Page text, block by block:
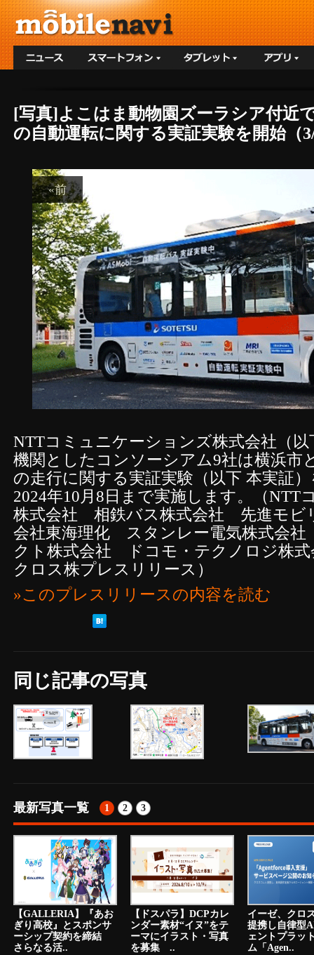
[写真]よこはま動物園ズーラシア付近
の自動運転に関する実証実験を開始（
«前
NTTコミュニケーションズ株式会社（以
機関としたコンソーシアム9社は横浜市
の走行に関する実証実験（以下 本実証
2024年10月8日まで実施します。（NTT
株式会社 相鉄バス株式会社 先進モビ
会社東海理化 スタンレー電気株式会
クト株式会社 ドコモ・テクノロジ株
クロス株プレスリリース）
»このプレスリリースの内容を読む
同じ記事の写真
最新写真一覧 1 2 3
【GALLERIA】『あお
ぎり高校』とスポンサ
ーシップ契約を締結
さらなる活..
【ドスパラ】DCPカレ
ンダー素材“イヌ”をテ
ーマにイラスト・写真
を募集 ..
イーゼ、クロ
提携し自律型
ェントプラッ
ム「Agen..